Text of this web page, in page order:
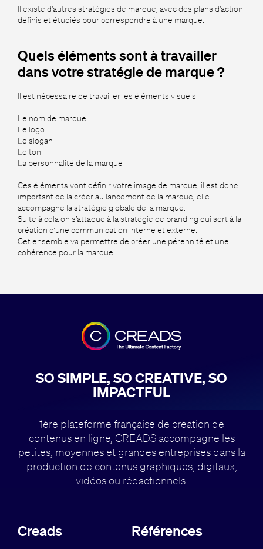
Il existe d’autres stratégies de marque, avec des plans d’action
définis et étudiés pour correspondre à une marque.
Quels éléments sont à travailler
dans votre stratégie de marque ?
Il est nécessaire de travailler les éléments visuels.
Le nom de marque
Le logo
Le slogan
Le ton
La personnalité de la marque
Ces éléments vont définir votre image de marque, il est donc
important de la créer au lancement de la marque, elle
accompagne la stratégie globale de la marque.
Suite à cela on s’attaque à la stratégie de branding qui sert à la
création d’une communication interne et externe.
Cet ensemble va permettre de créer une pérennité et une
cohérence pour la marque.
SO SIMPLE, SO CREATIVE, SO
IMPACTFUL
1ère plateforme française de création de
contenus en ligne, CREADS accompagne les
petites, moyennes et grandes entreprises dans la
production de contenus graphiques, digitaux,
vidéos ou rédactionnels.
Creads Références